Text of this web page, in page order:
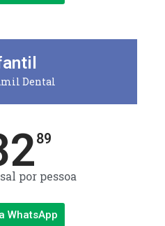
Dental
89
por pessoa
WhatsApp